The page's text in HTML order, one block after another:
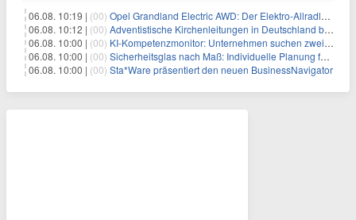
06.08. 10:19 | (00) Opel Grandland Electric AWD: Der Elektro-Allradler als zugkräftiges Wohnwagen-Gespann
06.08. 10:12 | (00) Adventistische Kirchenleitungen in Deutschland bekräftigen ihre „Stellungnahme zur gesellschaftlichen Situation“
06.08. 10:00 | (00) KI-Kompetenzmonitor: Unternehmen suchen zwei Drittel mehr KI-Experten
06.08. 10:00 | (00) Sicherheitsglas nach Maß: Individuelle Planung für anspruchsvolle Sicherheitsanforderungen
06.08. 10:00 | (00) Sta*Ware präsentiert den neuen BusinessNavigator